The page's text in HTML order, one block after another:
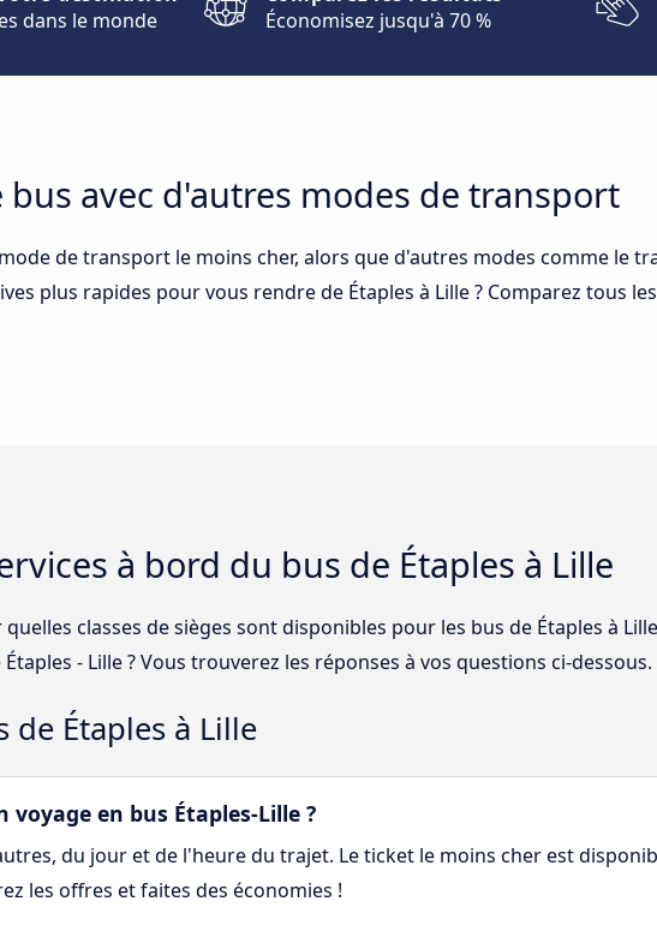
dans le monde
Économisez jusqu'à 70 %
bus avec d'autres modes de transport
de transport le moins cher, alors que d'autres modes comme le
plus rapides pour vous rendre de Étaples à Lille ? Comparez tous
à bord du bus de Étaples à Lille
classes de sièges sont disponibles pour les bus de Étaples à
- Lille ? Vous trouverez les réponses à vos questions ci-dessous.
de Étaples à Lille
voyage en bus Étaples-Lille ?
du jour et de l'heure du trajet. Le ticket le moins cher est
les offres et faites des économies !